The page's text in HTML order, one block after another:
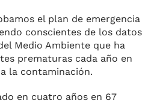
el plan de emergencia
conscientes de los datos
Medio Ambiente que ha
prematuras cada año en
la contaminación.
en cuatro años en 67